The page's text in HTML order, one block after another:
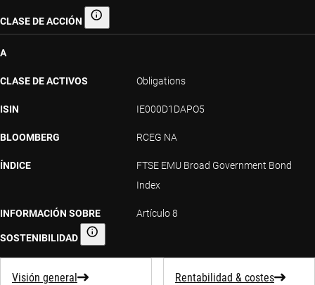
CLASE DE ACCIÓN Clase de acción
A
CLASE DE ACTIVOS Obligations
ISIN IE000D1DAPO5
BLOOMBERG RCEG NA
ÍNDICE
FTSE EMU Broad Government Bond
Index
INFORMACIÓN SOBRE
SOSTENIBILIDAD Información sobre sostenibilidad
Artículo 8
Visión general Rentabilidad & costes